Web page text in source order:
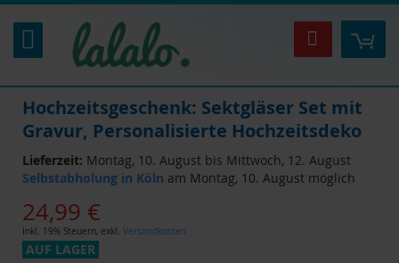
Inhalt
springen
Suche
Hochzeitsgeschenk: Sektgläser Set mit
Gravur, Personalisierte Hochzeitsdeko
Lieferzeit: Montag, 10. August bis Mittwoch, 12. August
Selbstabholung in Köln am Montag, 10. August möglich
24,99 €
Inkl. 19% Steuern, exkl. Versandkosten
AUF LAGER